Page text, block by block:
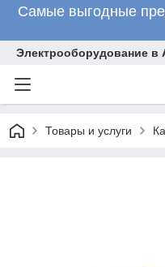
Самые выгодные
Электрооборудование в
Товары и услуги